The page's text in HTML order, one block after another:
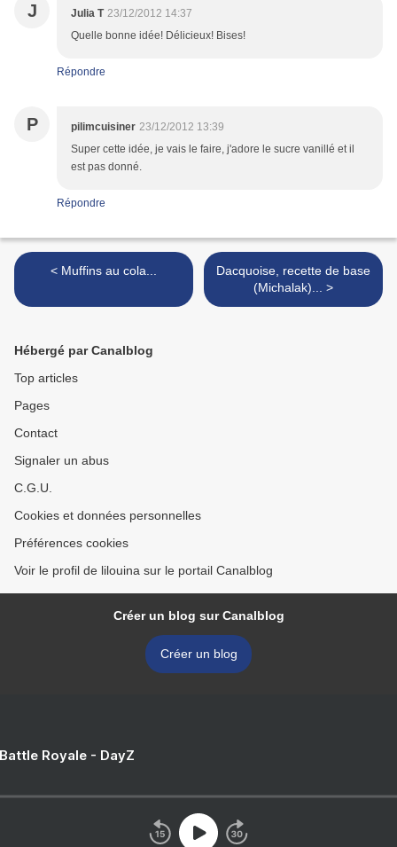
J Julia T 23/12/2012 14:37
Quelle bonne idée! Délicieux! Bises!
Répondre
P pilimcuisiner 23/12/2012 13:39
Super cette idée, je vais le faire, j'adore le sucre vanillé et il
est pas donné.
Répondre
< Muffins au cola...
Dacquoise, recette de base
(Michalak)... >
Hébergé par Canalblog
Top articles
Pages
Contact
Signaler un abus
C.G.U.
Cookies et données personnelles
Préférences cookies
Voir le profil de lilouina sur le portail Canalblog
Créer un blog sur Canalblog
Créer un blog
Royale - DayZ